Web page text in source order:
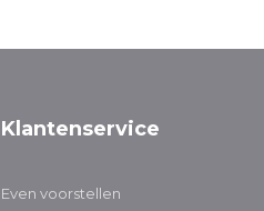
Klantenservice
Even voorstellen